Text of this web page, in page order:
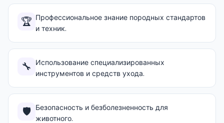
🏆 Профессиональное знание породных стандартов
и техник.
🔧
Использование специализированных
инструментов и средств ухода.
🛡️
Безопасность и безболезненность для
животного.